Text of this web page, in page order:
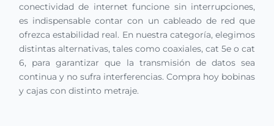
conectividad de internet funcione sin interrupciones,
es indispensable contar con un cableado de red que
ofrezca estabilidad real. En nuestra categoría, elegimos
distintas alternativas, tales como coaxiales, cat 5e o cat
6, para garantizar que la transmisión de datos sea
continua y no sufra interferencias. Compra hoy bobinas
y cajas con distinto metraje.